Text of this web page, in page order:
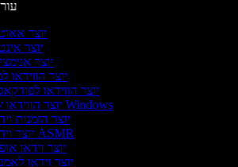
יוצר
יוצר
יוצר
יוצר הווידאו
יוצר הווידאו
יוצר הווידאו של Windows
יוצר הזמנות
יוצר וידאו ASMR
יוצר וידאו
יוצר וידאו